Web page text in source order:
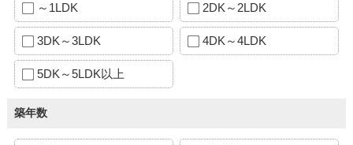
～1LDK 2DK～2LDK
3DK～3LDK 4DK～4LDK
5DK～5LDK以上
築年数